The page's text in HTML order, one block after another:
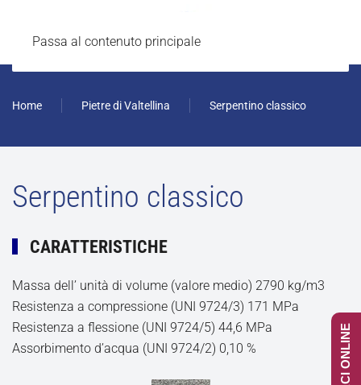
Passa al contenuto principale
Home Pietre di Valtellina Serpentino classico
Serpentino classico
CARATTERISTICHE
Massa dell’ unità di volume (valore medio) 2790 kg/m3
Resistenza a compressione (UNI 9724/3) 171 MPa
Resistenza a flessione (UNI 9724/5) 44,6 MPa
Assorbimento d’acqua (UNI 9724/2) 0,10 %